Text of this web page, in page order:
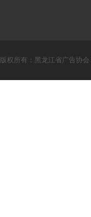
版权所有：黑龙江省广告协会